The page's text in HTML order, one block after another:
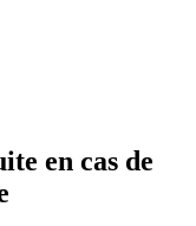
en cas de